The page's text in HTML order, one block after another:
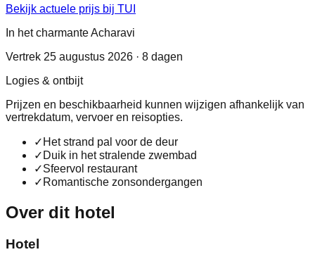
Bekijk actuele prijs bij TUI
In het charmante Acharavi
Vertrek 25 augustus 2026 · 8 dagen
Logies & ontbijt
Prijzen en beschikbaarheid kunnen wijzigen afhankelijk van
vertrekdatum, vervoer en reisopties.
✓ Het strand pal voor de deur
✓ Duik in het stralende zwembad
✓Sfeervol restaurant
✓ Romantische zonsondergangen
Over dit hotel
Hotel